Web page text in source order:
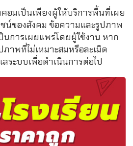
อมเป็นเพียงผู้ให้บริการพื้นที่เผย
น์ของสังคม ข้อความและรูปภาพ
การเผยแพร่โดยผู้ใช้งาน หาก
าพที่ไม่เหมาะสมหรือละเมิด
ระบบเพื่อดำเนินการต่อไป